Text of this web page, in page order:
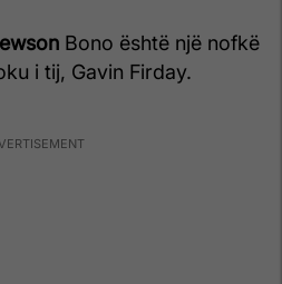
Bono është një nofkë
i tij, Gavin Firday.